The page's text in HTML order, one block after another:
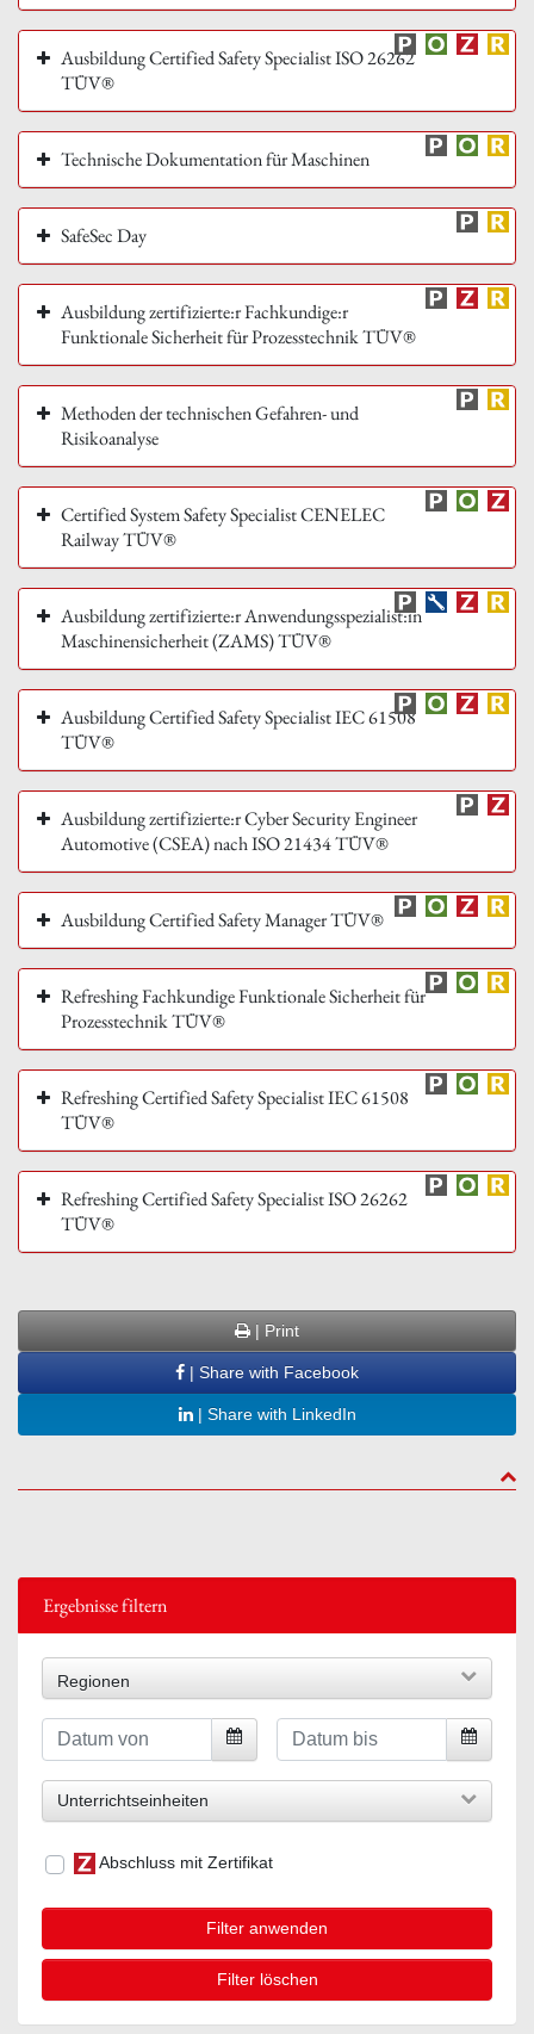
Ausbildung Certified Safety Specialist ISO 26262
TÜV®
Technische Dokumentation für Maschinen
SafeSec Day
Ausbildung zertifizierte:r Fachkundige:r
Funktionale Sicherheit für Prozesstechnik TÜV®
Methoden der technischen Gefahren- und
Risikoanalyse
Certified System Safety Specialist CENELEC
Railway TÜV®
Ausbildung zertifizierte:r Anwendungsspezialist:in
Maschinensicherheit (ZAMS) TÜV®
Ausbildung Certified Safety Specialist IEC 61508
TÜV®
Ausbildung zertifizierte:r Cyber Security Engineer
Automotive (CSEA) nach ISO 21434 TÜV®
Ausbildung Certified Safety Manager TÜV®
Refreshing Fachkundige Funktionale Sicherheit für
Prozesstechnik TÜV®
Refreshing Certified Safety Specialist IEC 61508
TÜV®
Refreshing Certified Safety Specialist ISO 26262
TÜV®
| Print
| Share with Facebook
| Share with LinkedIn
to
Ergebnisse filtern
Regionen
Unterrichtseinheiten
Abschluss mit Zertifikat
Filter anwenden
Filter löschen